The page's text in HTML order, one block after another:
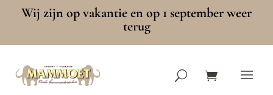
Wij zijn op vakantie en op 1 september weer
terug